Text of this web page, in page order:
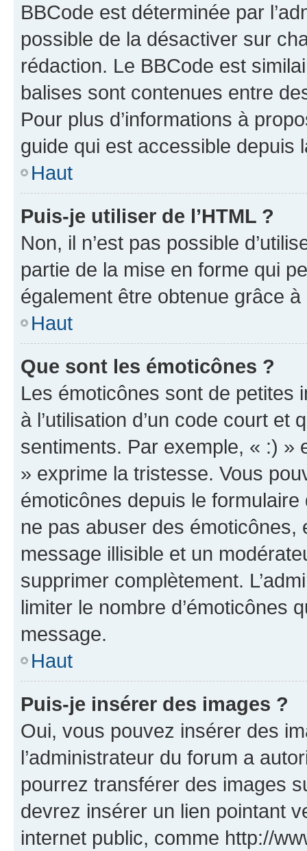
BBCode est déterminée par
possible de la désactiver sur
rédaction. Le BBCode est
balises sont contenues entre
Pour plus d’informations à
guide qui est accessible depuis
Haut
Puis-je utiliser de l’HTML ?
Non, il n’est pas possible
partie de la mise en forme qui
également être obtenue grâce à
Haut
Que sont les émoticônes ?
Les émoticônes sont de petites
à l’utilisation d’un code court et
sentiments. Par exemple, « :) »
» exprime la tristesse. Vous
émoticônes depuis le
ne pas abuser des
message illisible et un
supprimer complètement.
limiter le nombre d’émoticônes
message.
Haut
Puis-je insérer des images ?
Oui, vous pouvez insérer des
l’administrateur du forum a
pourrez transférer des images
devrez insérer un lien pointant
internet public, comme http://